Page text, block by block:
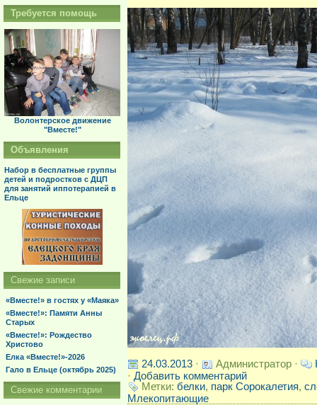
24.03.2013 · Администратор ·
· Добавить комментарий
Метки: белки, парк Сорокалетия,
Млекопитающие
Требуется помощь
Волонтерское движение
"Вместе!"
Объявления
Набор в бесплатные группы
детей и подростков с ДЦП
для занятий иппотерапией в
Ельце
Свежие записи
«Вместе!» в гостях у «Маяка»
«Вместе!»: Памяти Анны
Старых
«Вместе!»: Рождество
Христово
Елка «Вместе!»-2026
Гало в Ельце (октябрь 2025)
Свежие комментарии